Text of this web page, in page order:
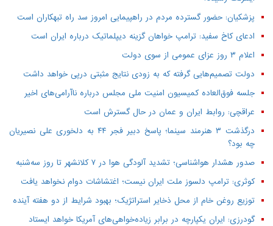
پزشکیان: حضور گسترده مردم در راهپیمایی امروز سد راه تبهکاران است
ادعای کاخ سفید: ترامپ خواهان گزینه دیپلماتیک درباره ایران است
اعلام ۳ روز عزای عمومی از سوی دولت
دولت تصمیم‌هایی گرفته که به زودی نتایج مثبتی درپی خواهد داشت
جلسه فوق‌العاده کمیسیون امنیت ملی مجلس درباره ناآرامی‌های اخیر
عراقچی: روابط ایران و عمان در حال گسترش است
درگذشت ۳ هنرمند سینما؛ پاسخ دبیر فجر ۴۴ به دلخوری علی نصیریان
چه بود؟
صدور هشدار هواشناسی؛ تشدید آلودگی هوا در ۷ کلانشهر تا روز سه‌شنبه
کوثری: ترامپ دلسوز ملت ایران نیست؛ اغتشاشات دوام نخواهد یافت
توزیع روغن خام از محل ذخایر استراتژیک؛ بهبود شرایط از دو هفته آینده
گودرزی: ایران یکپارچه در برابر زیاده‌خواهی‌های آمریکا خواهد ایستاد